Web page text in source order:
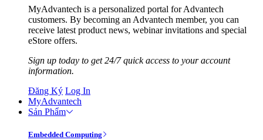
MyAdvantech is a personalized portal for Advantech
customers. By becoming an Advantech member, you can
receive latest product news, webinar invitations and special
eStore offers.
Sign up today to get 24/7 quick access to your account
information.
Đăng Ký Log In
MyAdvantech
Sản Phẩm
Embedded Computing